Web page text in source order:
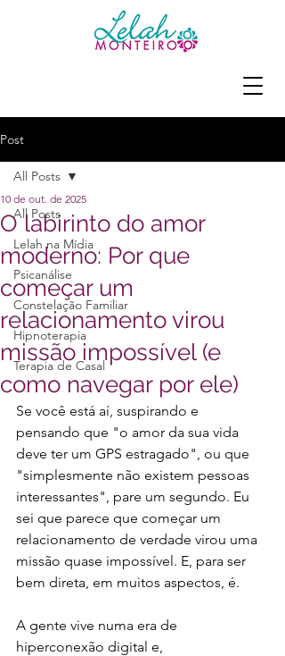
Post
All Posts
Lelah na Mídia
Psicanálise
Constelação Familiar
Hipnoterapia
Terapia de Casal
All Posts
O labirinto do amor
moderno: Por que
começar um
relacionamento virou
missão impossível (e
como navegar por ele)
10 de out. de 2025
Se você está aí, suspirando e
pensando que "o amor da sua vida
deve ter um GPS estragado", ou que
"simplesmente não existem pessoas
interessantes", pare um segundo. Eu
sei que parece que começar um
relacionamento de verdade virou uma
missão quase impossível. E, para ser
bem direta, em muitos aspectos, é.
A gente vive numa era de
hiperconexão digital e,